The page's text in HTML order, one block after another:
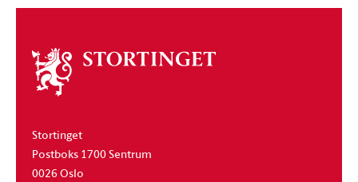
Om
stortinget
Stortinget
Postboks 1700 Sentrum
0026 Oslo